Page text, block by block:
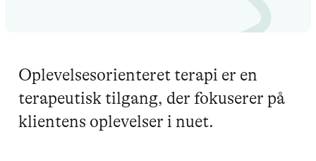
Oplevelsesorienteret terapi er en
terapeutisk tilgang, der fokuserer på
klientens oplevelser i nuet.